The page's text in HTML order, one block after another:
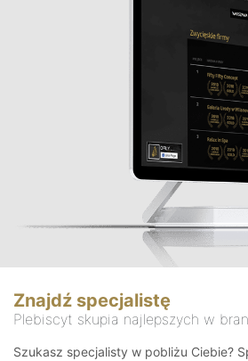
Znajdź specjalistę
Plebiscyt skupia najlepszych w
Szukasz specjalisty w pobliżu Ciebie?